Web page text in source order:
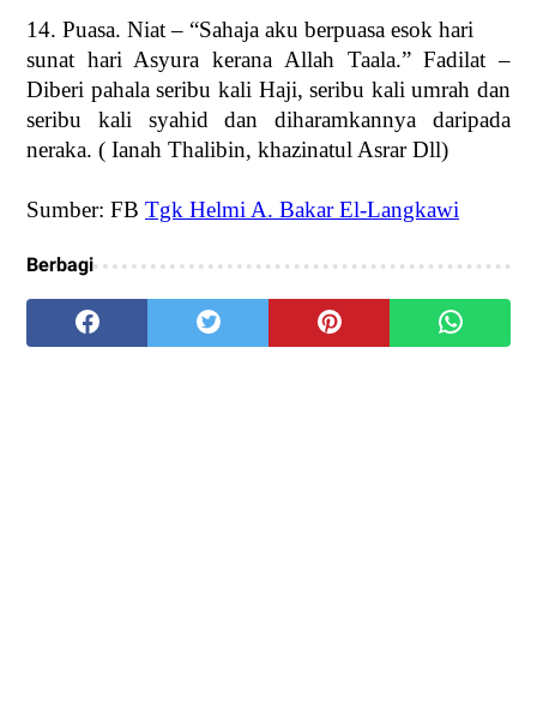
14. Puasa. Niat – “Sahaja aku berpuasa esok hari
sunat hari Asyura kerana Allah Taala.” Fadilat –
Diberi pahala seribu kali Haji, seribu kali umrah dan
seribu kali syahid dan diharamkannya daripada
neraka. ( Ianah Thalibin, khazinatul Asrar Dll)
Sumber: FB Tgk Helmi A. Bakar El-Langkawi
Berbagi